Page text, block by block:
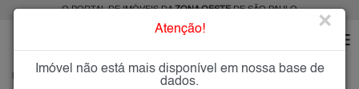
O PORTAL DE IMÓVEIS DAZONA OESTEDE SÃO PAULO
JARDIM PAULISTA
Atenção! ×
Imóvel não está mais disponível em nossa base de
dados.